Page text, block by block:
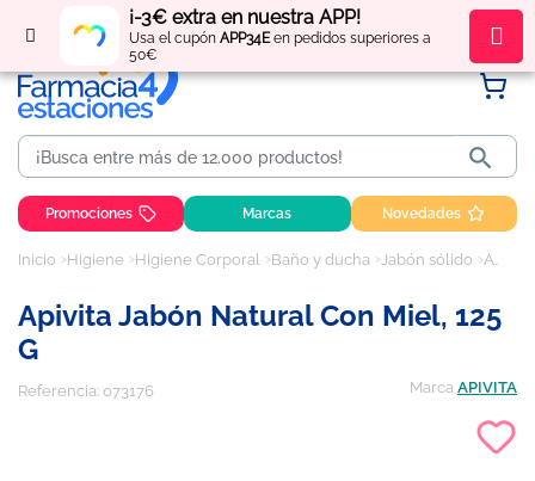
¡-3€ extra en nuestra APP!
Usa el cupón APP34Een pedidos superiores a
50€
Regístratey obténpuntos por tus compras

Promociones Marcas Novedades
Inicio Higiene Higiene Corporal Baño y ducha Jabón sólido Apivita Jabón Natural con Miel, 125 g
Apivita Jabón Natural Con Miel, 125
G
Referencia: 073176 Marca APIVITA